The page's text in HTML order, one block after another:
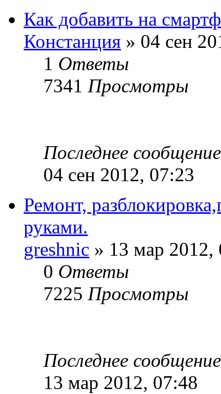
Как добавить на
Констанция » 04 сен
1 Ответы
7341 Просмотры
Последнее
04 сен 2012, 07:23
Ремонт,
руками.
greshnic » 13 мар 2012,
0 Ответы
7225 Просмотры
Последнее
13 мар 2012, 07:48